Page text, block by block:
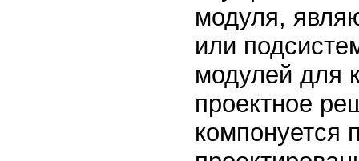
модуля,
или
модулей для
проектное
компонуется